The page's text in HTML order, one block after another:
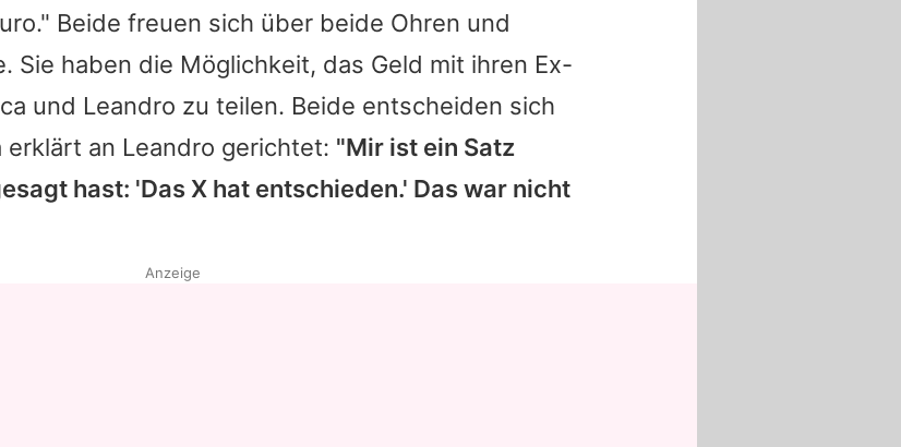
Beide freuen sich über beide Ohren und
Sie haben die Möglichkeit, das Geld mit ihren Ex-
und Leandro zu teilen. Beide entscheiden sich
erklärt an Leandro gerichtet: "Mir ist ein Satz
hast: 'Das X hat entschieden.' Das war nicht
Anzeige